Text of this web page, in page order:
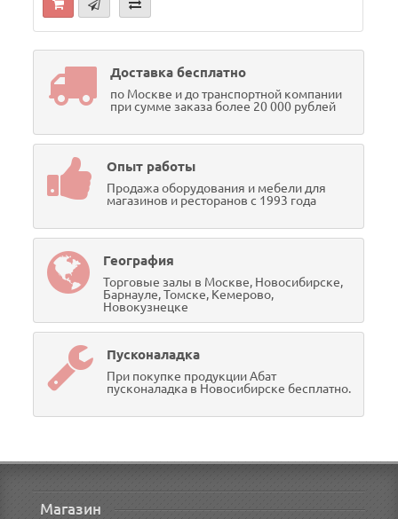
Доставка бесплатно
по Москве и до транспортной компании
при сумме заказа более 20 000 рублей
Опыт работы
Продажа оборудования и мебели для
магазинов и ресторанов с 1993 года
География
Торговые залы в Москве, Новосибирске,
Барнауле, Томске, Кемерово,
Новокузнецке
Пусконаладка
При покупке продукции Абат
пусконаладка в Новосибирске бесплатно.
Магазин